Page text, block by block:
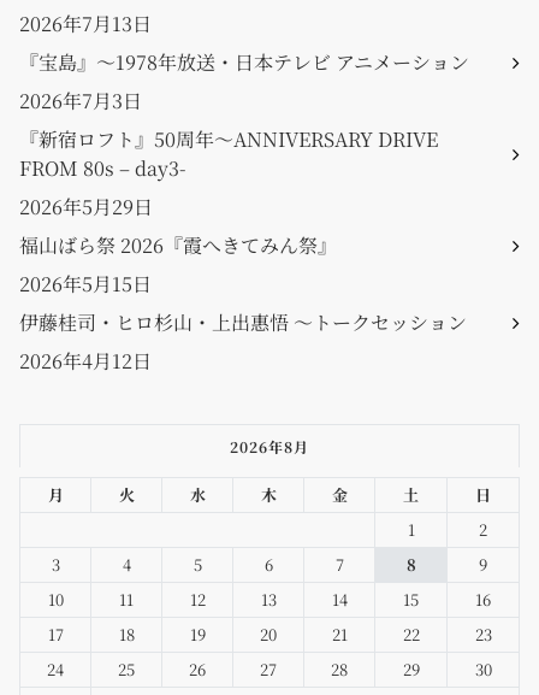
2026年7月13日
『宝島』〜1978年放送・日本テレビ アニメーション
2026年7月3日
『新宿ロフト』50周年〜ANNIVERSARY DRIVE
FROM 80s – day3-
2026年5月29日
福山ばら祭 2026『霞へきてみん祭』
2026年5月15日
伊藤桂司・ヒロ杉山・上出惠悟 〜トークセッション
2026年4月12日
2026年8月
月 火 水 木 金 土
日
1
2
3
4 5 6 7 8
9
10
11 12 13 14 15
16
17
18 19 20 21 22
23
24
25 26 27 28 29
30